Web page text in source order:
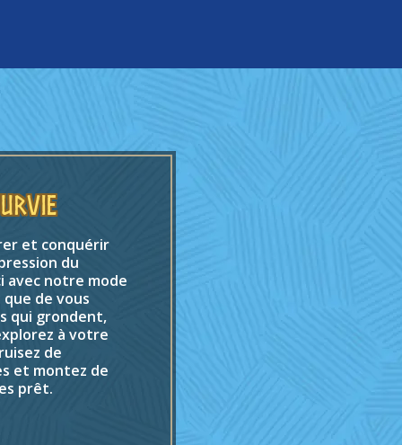
et conquérir
du
avec notre mode
de vous
qui grondent,
à votre
de
et montez de
prêt.